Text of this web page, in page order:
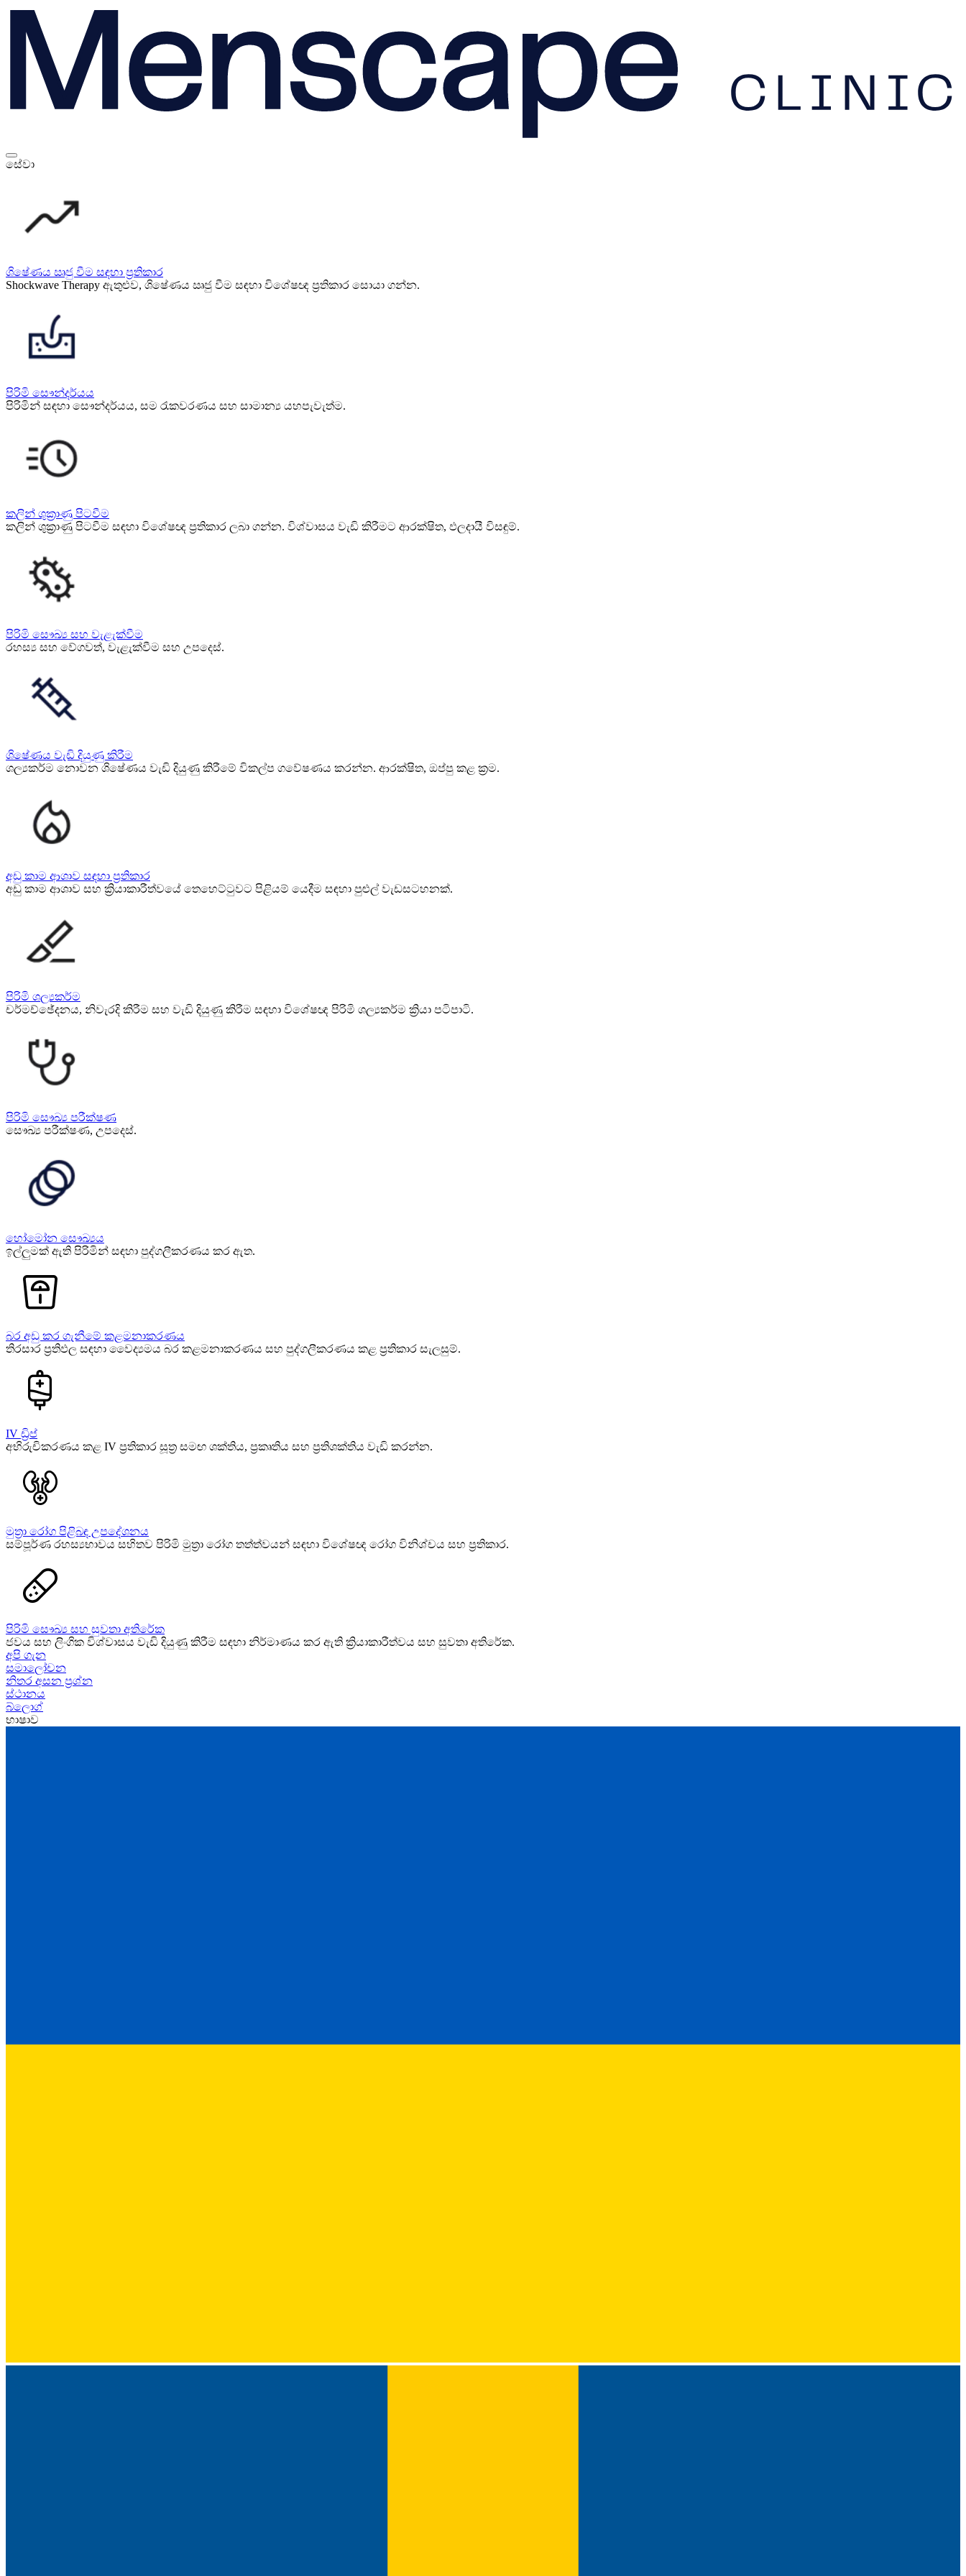
සේවා
ශිෂේණය ඍජු වීම සඳහා ප්‍රතිකාර
Shockwave Therapy ඇතුළුව, ශිෂේණය ඍජු වීම සඳහා විශේෂඥ ප්‍රතිකාර සොයා ගන්න.
පිරිමි සෞන්දර්යය
පිරිමින් සඳහා සෞන්දර්යය, සම රැකවරණය සහ සාමාන්‍ය යහපැවැත්ම.
කලින් ශුක්‍රාණු පිටවීම
කලින් ශුක්‍රාණු පිටවීම සඳහා විශේෂඥ ප්‍රතිකාර ලබා ගන්න. විශ්වාසය වැඩි කිරීමට ආරක්ෂිත, ඵලදායී විසඳුම්.
පිරිමි සෞඛ්‍ය සහ වැළැක්වීම
රහස්‍ය සහ වේගවත්, වැළැක්වීම සහ උපදෙස්.
ශිෂේණය වැඩි දියුණු කිරීම
ශල්‍යකර්ම නොවන ශිෂේණය වැඩි දියුණු කිරීමේ විකල්ප ගවේෂණය කරන්න. ආරක්ෂිත, ඔප්පු කළ ක්‍රම.
අඩු කාම ආශාව සඳහා ප්‍රතිකාර
අඩු කාම ආශාව සහ ක්‍රියාකාරීත්වයේ තෙහෙට්ටුවට පිළියම් යෙදීම සඳහා පුළුල් වැඩසටහනක්.
පිරිමි ශල්‍යකර්ම
චර්මච්ඡේදනය, නිවැරදි කිරීම සහ වැඩි දියුණු කිරීම සඳහා විශේෂඥ පිරිමි ශල්‍යකර්ම ක්‍රියා පටිපාටි.
පිරිමි සෞඛ්‍ය පරීක්ෂණ
සෞඛ්‍ය පරීක්ෂණ, උපදෙස්.
හෝමෝන සෞඛ්‍යය
ඉල්ලුමක් ඇති පිරිමින් සඳහා පුද්ගලීකරණය කර ඇත.
බර අඩු කර ගැනීමේ කළමනාකරණය
තිරසාර ප්‍රතිඵල සඳහා වෛද්‍යමය බර කළමනාකරණය සහ පුද්ගලීකරණය කළ ප්‍රතිකාර සැලසුම්.
IV ඩ්‍රිප්
අභිරුචිකරණය කළ IV ප්‍රතිකාර සූත්‍ර සමඟ ශක්තිය, ප්‍රකෘතිය සහ ප්‍රතිශක්තිය වැඩි කරන්න.
මුත්‍රා රෝග පිළිබඳ උපදේශනය
සම්පූර්ණ රහස්‍යභාවය සහිතව පිරිමි මුත්‍රා රෝග තත්ත්වයන් සඳහා විශේෂඥ රෝග විනිශ්චය සහ ප්‍රතිකාර.
පිරිමි සෞඛ්‍ය සහ සුවතා අතිරේක
ජවය සහ ලිංගික විශ්වාසය වැඩි දියුණු කිරීම සඳහා නිර්මාණය කර ඇති ක්‍රියාකාරීත්වය සහ සුවතා අතිරේක.
අපි ගැන
සමාලෝචන
නිතර අසන ප්‍රශ්න
ස්ථානය
බ්ලොග්
භාෂාව